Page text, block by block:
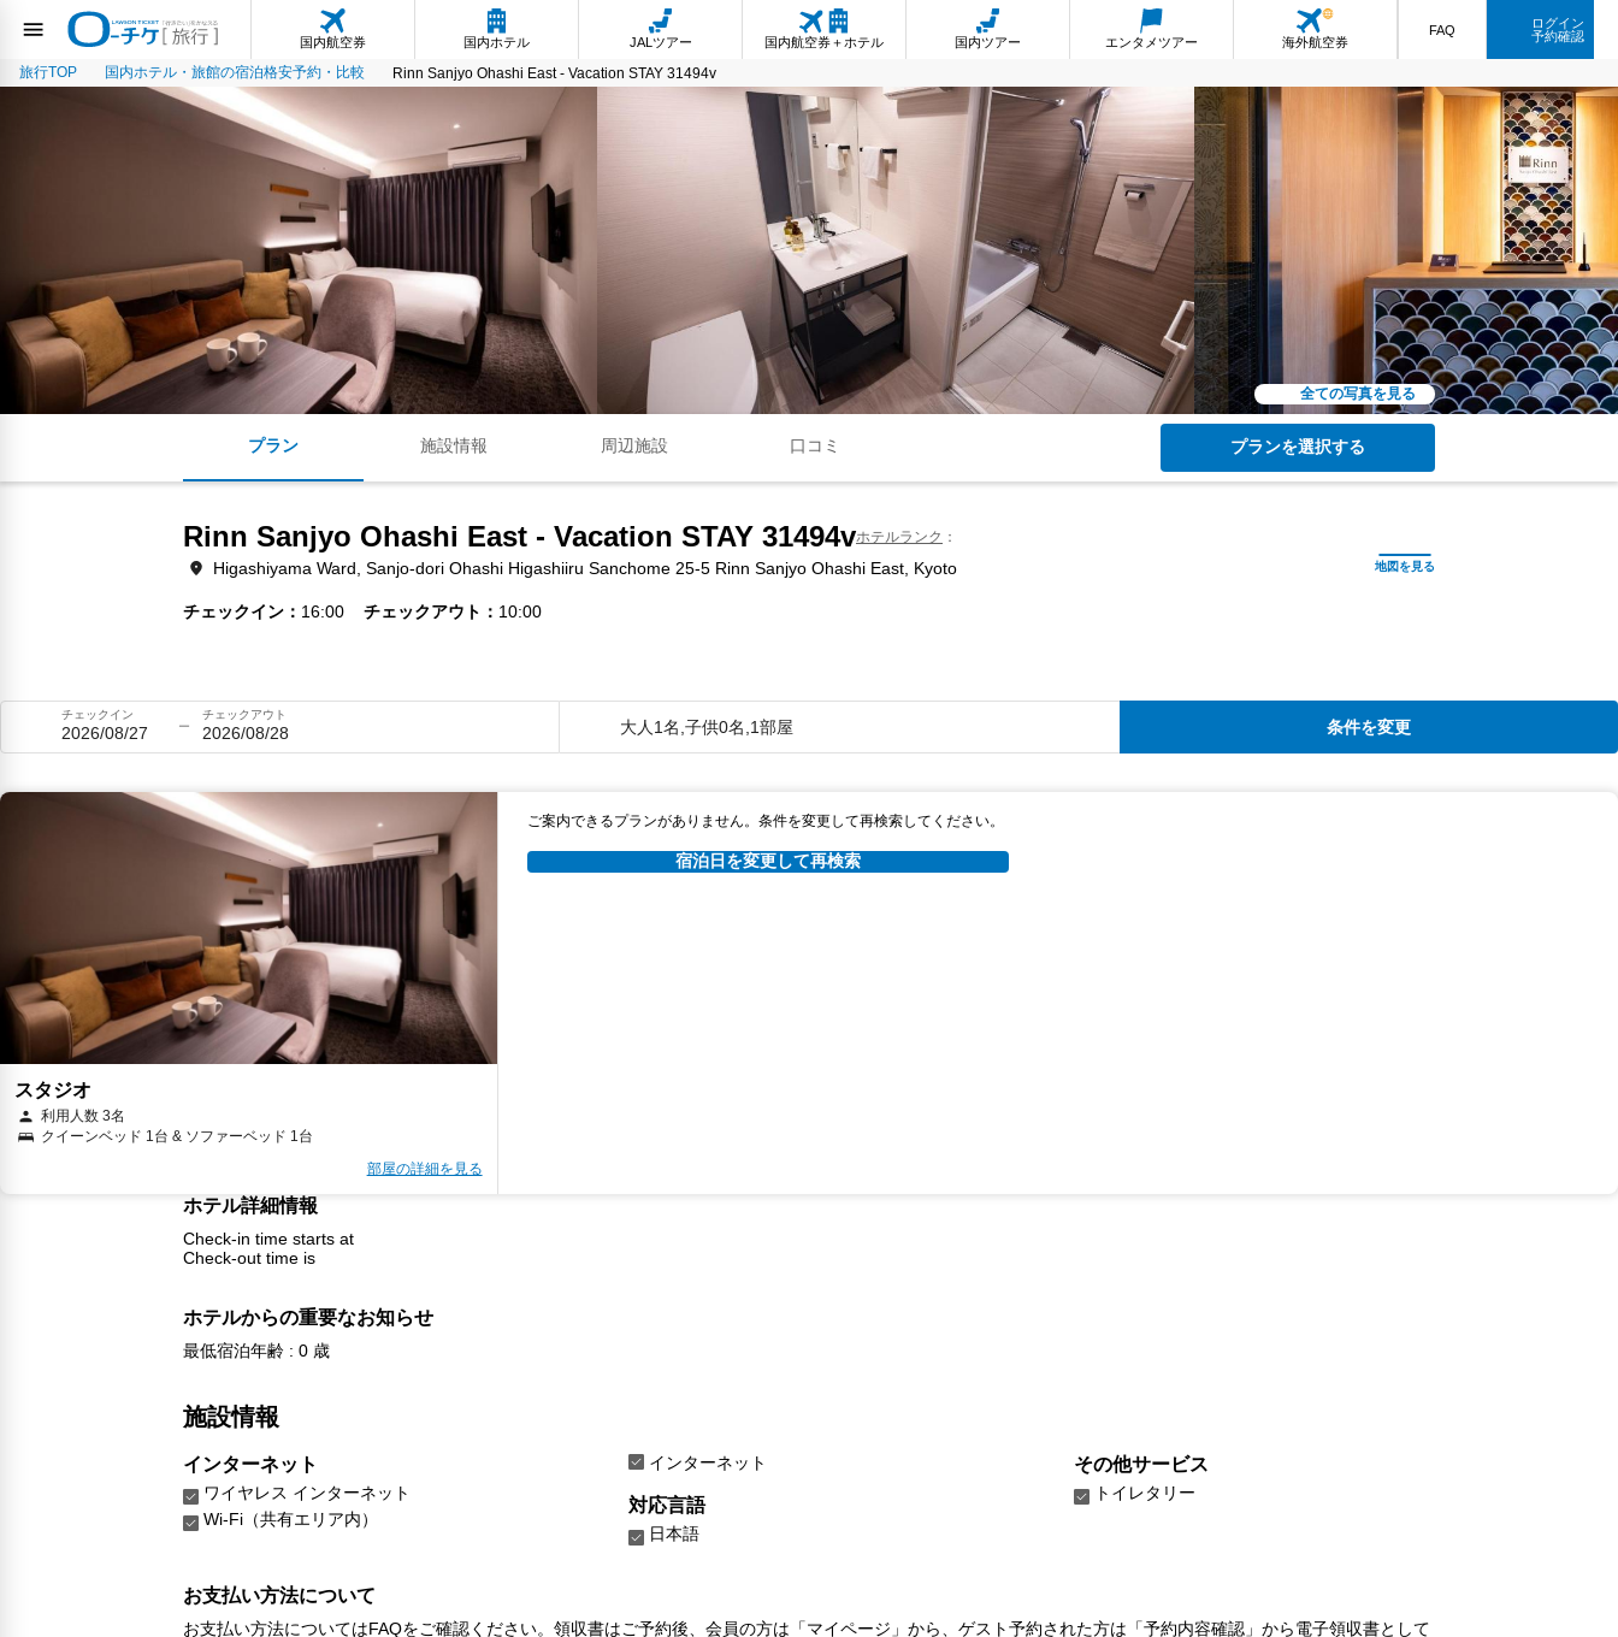
国内航空券 国内ホテル JALツアー 国内航空券＋ホテル 国内ツアー エンタメツアー 海外航空券
FAQ
ログイン
予約確認
旅行TOP 国内ホテル・旅館の宿泊格安予約・比較 Rinn Sanjyo Ohashi East - Vacation STAY 31494v
全ての写真を見る
プラン 施設情報 周辺施設 口コミ プランを選択する
Rinn Sanjyo Ohashi East - Vacation STAY 31494vホテルランク
Higashiyama Ward, Sanjo-dori Ohashi Higashiiru Sanchome 25-5 Rinn Sanjyo Ohashi East, Kyoto
チェックイン 16:00 チェックアウト 10:00
チェックイン
2026/08/27
チェックアウト
2026/08/28 大人1名,子供0名,1部屋 条件を変更
スタジオ
利用人数 3名
クイーンベッド 1台 & ソファーベッド 1台
部屋の詳細を見る
ご案内できるプランがありません。条件を変更して再検索してください。
宿泊日を変更して再検索
ホテル詳細情報
Check-in time starts at
Check-out time is
ホテルからの重要なお知らせ
最低宿泊年齢 : 0 歳
施設情報
インターネット
ワイヤレス インターネット
Wi-Fi（共有エリア内）
インターネット
対応言語
日本語
その他サービス
トイレタリー
お支払い方法について
お支払い方法についてはFAQをご確認ください。領収書はご予約後、会員の方は「マイページ」から、ゲスト予約された方は「予約内容確認」から電子領収書として